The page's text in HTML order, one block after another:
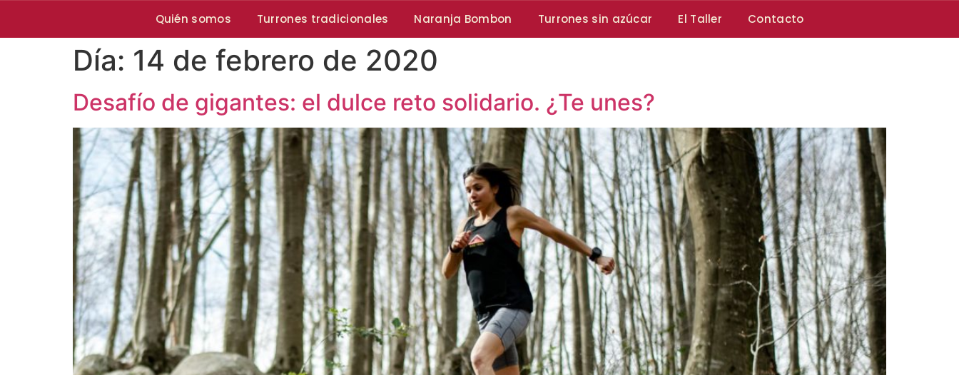
Quién somos Turrones tradicionales Naranja Bombon Turrones sin azúcar El Taller Contacto
Día: 14 de febrero de 2020
Desafío de gigantes: el dulce reto solidario. ¿Te unes?